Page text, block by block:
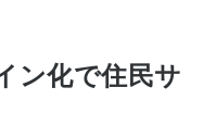
ン化で住民サ